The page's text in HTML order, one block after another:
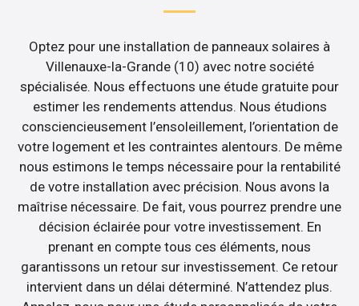
Optez pour une installation de panneaux solaires à
Villenauxe-la-Grande (10) avec notre société
spécialisée. Nous effectuons une étude gratuite pour
estimer les rendements attendus. Nous étudions
consciencieusement l’ensoleillement, l’orientation de
votre logement et les contraintes alentours. De même
nous estimons le temps nécessaire pour la rentabilité
de votre installation avec précision. Nous avons la
maîtrise nécessaire. De fait, vous pourrez prendre une
décision éclairée pour votre investissement. En
prenant en compte tous ces éléments, nous
garantissons un retour sur investissement. Ce retour
intervient dans un délai déterminé. N’attendez plus.